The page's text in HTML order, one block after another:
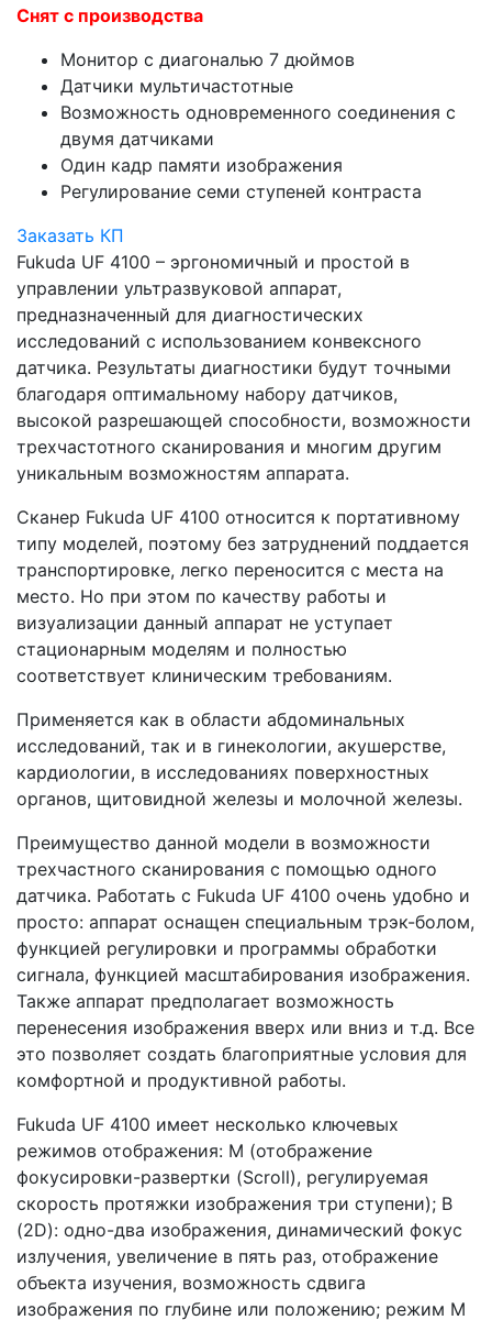
Снят с производства
Монитор с диагональю 7 дюймов
Датчики мультичастотные
Возможность одновременного соединения с
двумя датчиками
Один кадр памяти изображения
Регулирование семи ступеней контраста
Заказать КП
Fukuda UF 4100 – эргономичный и простой в
управлении ультразвуковой аппарат,
предназначенный для диагностических
исследований с использованием конвексного
датчика. Результаты диагностики будут точными
благодаря оптимальному набору датчиков,
высокой разрешающей способности, возможности
трехчастотного сканирования и многим другим
уникальным возможностям аппарата.
Сканер Fukuda UF 4100 относится к портативному
типу моделей, поэтому без затруднений поддается
транспортировке, легко переносится с места на
место. Но при этом по качеству работы и
визуализации данный аппарат не уступает
стационарным моделям и полностью
соответствует клиническим требованиям.
Применяется как в области абдоминальных
исследований, так и в гинекологии, акушерстве,
кардиологии, в исследованиях поверхностных
органов, щитовидной железы и молочной железы.
Преимущество данной модели в возможности
трехчастного сканирования с помощью одного
датчика. Работать с Fukuda UF 4100 очень удобно и
просто: аппарат оснащен специальным трэк-болом,
функцией регулировки и программы обработки
сигнала, функцией масштабирования изображения.
Также аппарат предполагает возможность
перенесения изображения вверх или вниз и т.д. Все
это позволяет создать благоприятные условия для
комфортной и продуктивной работы.
Fukuda UF 4100 имеет несколько ключевых
режимов отображения: М (отображение
фокусировки-развертки (Scroll), регулируемая
скорость протяжки изображения три ступени); В
(2D): одно-два изображения, динамический фокус
излучения, увеличение в пять раз, отображение
объекта изучения, возможность сдвига
изображения по глубине или положению; режим М